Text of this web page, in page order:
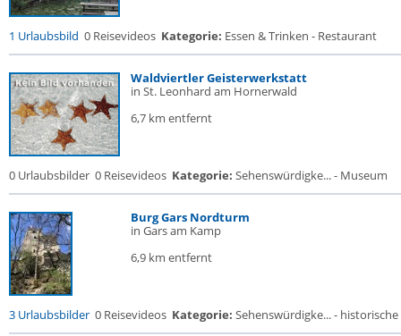
1 Urlaubsbild 0 Reisevideos Kategorie: Essen & Trinken - Restaurant
Waldviertler Geisterwerkstatt
in St. Leonhard am Hornerwald
6,7 km entfernt
0 Urlaubsbilder 0 Reisevideos Kategorie: Sehenswürdigke... - Museum
Burg Gars Nordturm
in Gars am Kamp
6,9 km entfernt
3 Urlaubsbilder 0 Reisevideos Kategorie: Sehenswürdigke... - historische